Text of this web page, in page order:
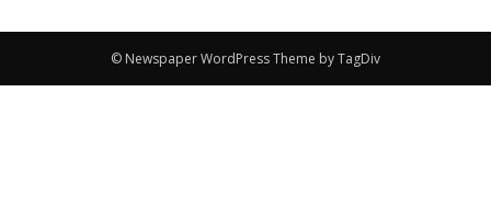
© Newspaper WordPress Theme by TagDiv